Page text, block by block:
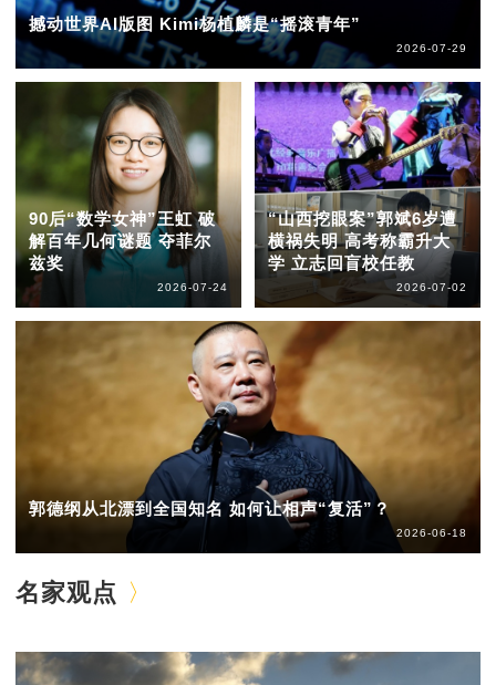
撼动世界AI版图 Kimi杨植麟是“摇滚青年”
2026-07-29
90后“数学女神”王虹 破
解百年几何谜题 夺菲尔
兹奖
2026-07-24
“山西挖眼案”郭斌6岁遭
横祸失明 高考称霸升大
学 立志回盲校任教
2026-07-02
郭德纲从北漂到全国知名 如何让相声“复活”？
2026-06-18
名家观点